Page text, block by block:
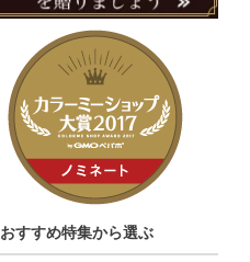
おすすめ特集から選ぶ